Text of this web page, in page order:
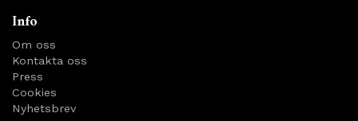
Info
Om oss
Kontakta oss
Press
Cookies
Nyhetsbrev